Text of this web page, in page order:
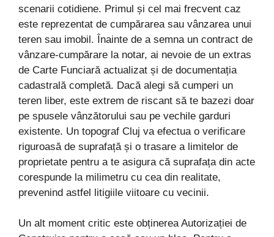
scenarii cotidiene. Primul și cel mai frecvent caz
este reprezentat de cumpărarea sau vânzarea unui
teren sau imobil. Înainte de a semna un contract de
vânzare-cumpărare la notar, ai nevoie de un extras
de Carte Funciară actualizat și de documentația
cadastrală completă. Dacă alegi să cumperi un
teren liber, este extrem de riscant să te bazezi doar
pe spusele vânzătorului sau pe vechile garduri
existente. Un topograf Cluj va efectua o verificare
riguroasă de suprafață și o trasare a limitelor de
proprietate pentru a te asigura că suprafața din acte
corespunde la milimetru cu cea din realitate,
prevenind astfel litigiile viitoare cu vecinii.
Un alt moment critic este obținerea Autorizației de